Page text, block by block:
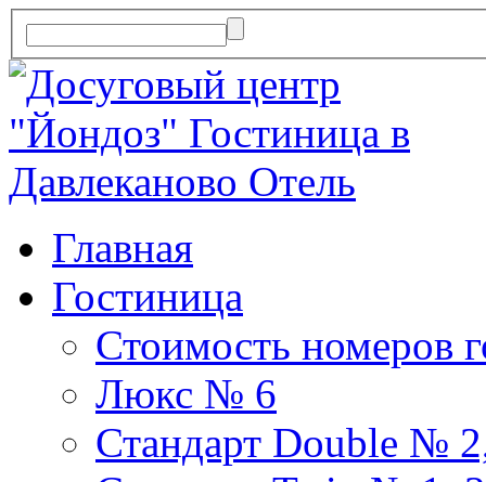
Главная
Гостиница
Стоимость номеров
Люкс № 6
Стандарт Double №